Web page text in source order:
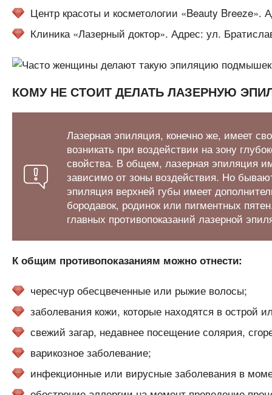
Центр красоты и косметологии «Beauty
Клиника «Лазерный доктор». Адрес: ул.
КОМУ НЕ СТОИТ ДЕЛАТЬ ЛАЗЕРНУЮ
Лазерная эпиляция, конечно же, имеет
возникать при воздействии на зону
свойства. В общем, лазерная эпиляция
зависимо от зоны воздействия. Но
эпиляция верхней губы имеет
бородавок, родинок или пигментных
главных противопоказаний лазерной
К общим противопоказаниям можно отнести:
чересчур обесцвеченные или рыжие волосы;
заболевания кожи, которые находятся в острой
свежий загар, недавнее посещение солярия,
варикозное заболевание;
инфекционные или вирусные заболевания в